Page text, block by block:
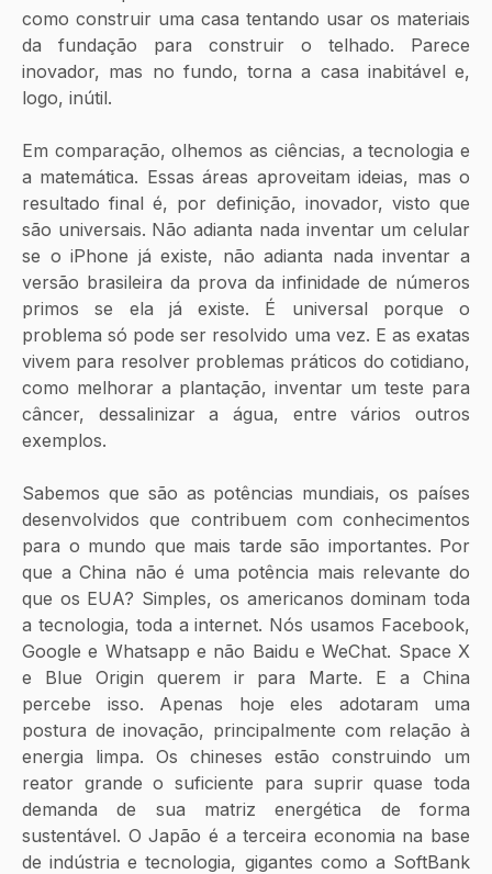
como construir uma casa tentando usar os materiais
da fundação para construir o telhado. Parece
inovador, mas no fundo, torna a casa inabitável e,
logo, inútil.
Em comparação, olhemos as ciências, a tecnologia e
a matemática. Essas áreas aproveitam ideias, mas o
resultado final é, por definição, inovador, visto que
são universais. Não adianta nada inventar um celular
se o iPhone já existe, não adianta nada inventar a
versão brasileira da prova da infinidade de números
primos se ela já existe. É universal porque o
problema só pode ser resolvido uma vez. E as exatas
vivem para resolver problemas práticos do cotidiano,
como melhorar a plantação, inventar um teste para
câncer, dessalinizar a água, entre vários outros
exemplos.
Sabemos que são as potências mundiais, os países
desenvolvidos que contribuem com conhecimentos
para o mundo que mais tarde são importantes. Por
que a China não é uma potência mais relevante do
que os EUA? Simples, os americanos dominam toda
a tecnologia, toda a internet. Nós usamos Facebook,
Google e Whatsapp e não Baidu e WeChat. Space X
e Blue Origin querem ir para Marte. E a China
percebe isso. Apenas hoje eles adotaram uma
postura de inovação, principalmente com relação à
energia limpa. Os chineses estão construindo um
reator grande o suficiente para suprir quase toda
demanda de sua matriz energética de forma
sustentável. O Japão é a terceira economia na base
de indústria e tecnologia, gigantes como a SoftBank